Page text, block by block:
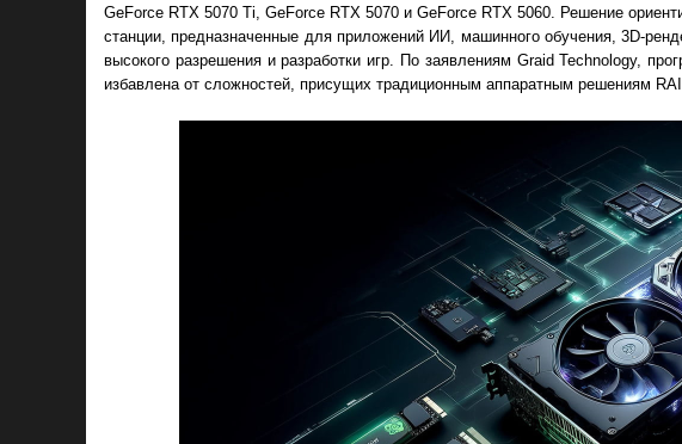
GeForce RTX 5070 Ti, GeForce RTX 5070 и GeForce RTX 5060. Решение
станции, предназначенные для приложений ИИ, машинного обучения, 3D-
высокого разрешения и разработки игр. По заявлениям Graid Technology,
избавлена от сложностей, присущих традиционным аппаратным решениям